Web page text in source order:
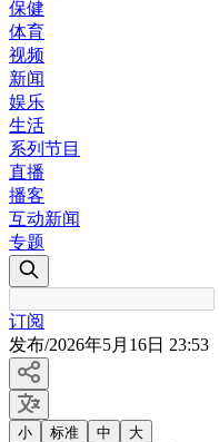
保健
体育
视频
新闻
娱乐
生活
系列节目
直播
播客
互动新闻
专题
订阅
发布/2026年5月16日 23:53
小 标准 中 大